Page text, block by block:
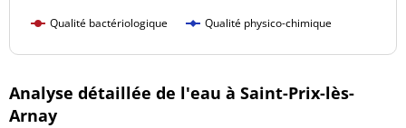
Qualité bactériologique Qualité physico-chimique
Analyse détaillée de l'eau à Saint-Prix-lès-
Arnay